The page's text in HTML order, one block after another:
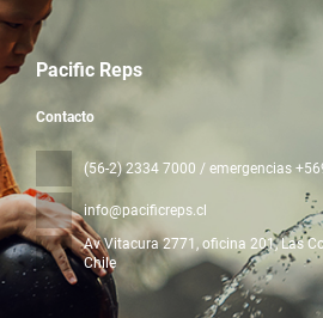
Pacific Reps
Contacto
(56-2) 2334 7000 / emergencias
info@pacificreps.cl
Av Vitacura 2771, oficina 201, Las
Chile